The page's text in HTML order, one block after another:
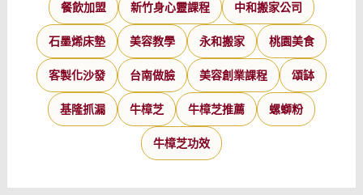
餐飲加盟 新竹身心靈課程 中和搬家公司
石墨烯床墊 美容教學 永和搬家 桃園美食
客製化沙發 台南做臉 美容創業課程 頌缽
基隆抓漏 牛樟芝 牛樟芝推薦 螺螄粉
牛樟芝功效